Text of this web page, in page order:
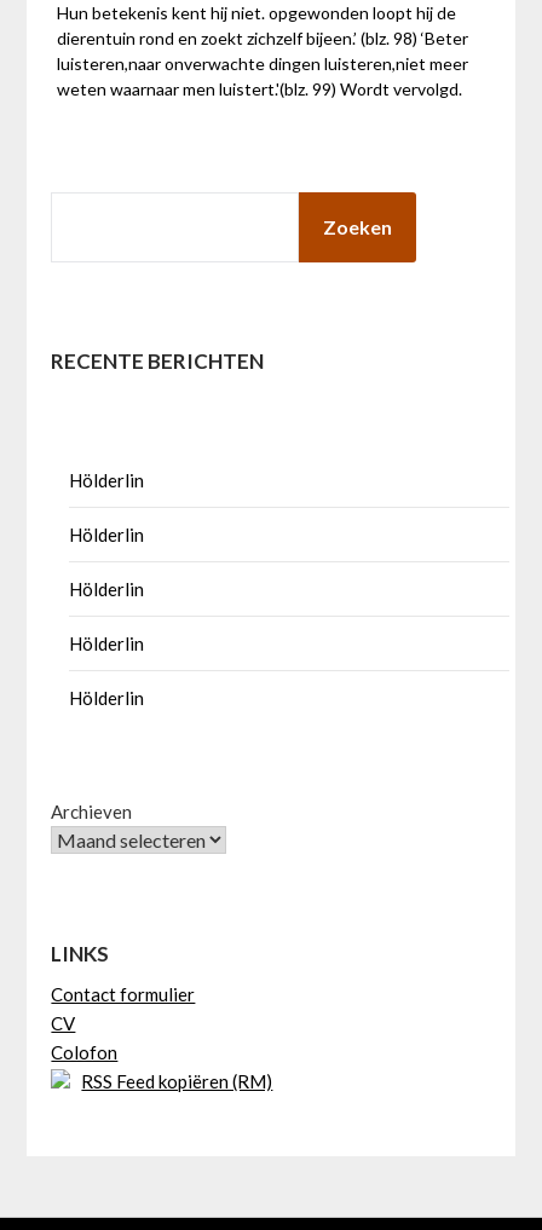
Hun betekenis kent hij niet. opgewonden loopt hij de
dierentuin rond en zoekt zichzelf bijeen.’ (blz. 98) ‘Beter
luisteren,naar onverwachte dingen luisteren,niet meer
weten waarnaar men luistert.'(blz. 99) Wordt vervolgd.
Zoeken
RECENTE BERICHTEN
Hölderlin
Hölderlin
Hölderlin
Hölderlin
Hölderlin
Archieven
LINKS
Contact formulier
CV
Colofon
RSS Feed kopiëren (RM)